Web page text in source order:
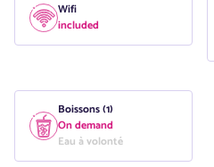
Wifi
included
Boissons (1)
On demand
Eau à volonté